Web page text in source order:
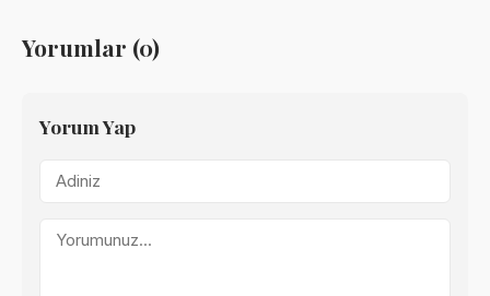
Yorumlar (0)
Yorum Yap